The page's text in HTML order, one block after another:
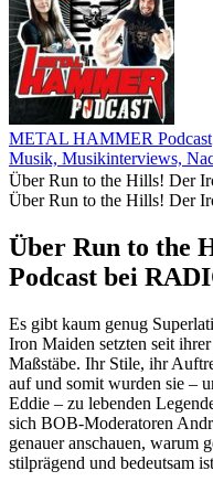
METAL HAMMER Podcast
Musik, Musikinterviews,
Über Run to the Hills! Der
Über Run to the Hills! Der
Über Run to the
Podcast bei
Es gibt kaum genug
Iron Maiden setzten seit
Maßstäbe. Ihr Stile, ihr
auf und somit wurden sie –
Eddie – zu lebenden
sich BOB-Moderatoren
genauer anschauen, warum
stilprägend und bedeutsam